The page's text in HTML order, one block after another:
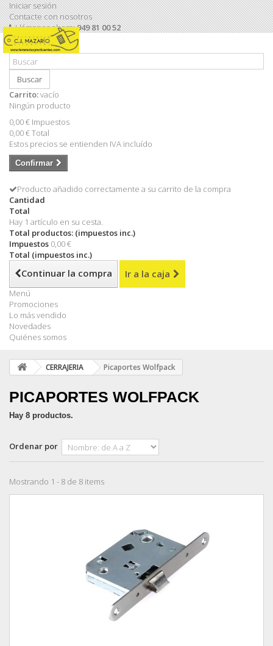
Iniciar sesión
Contacte con nosotros
Llámanos ahora:949 81 00 52
Buscar
Carrito:vacío
Ningún producto
0,00 € Impuestos
0,00 €Total
Estos precios se entienden IVA incluído
Confirmar
Producto añadido correctamente a su carrito de la compra
Cantidad
Total
Hay 1 artículo en su cesta.
Total productos: (impuestos inc.)
Impuestos 0,00 €
Total (impuestos inc.)
Continuar la compra Ir a la caja
Menú
Promociones
Lo más vendido
Novedades
Quiénes somos
CERRAJERIA Picaportes Wolfpack
PICAPORTES WOLFPACK
Hay 8 productos.
Ordenar por
Mostrando 1 - 8 de 8 items